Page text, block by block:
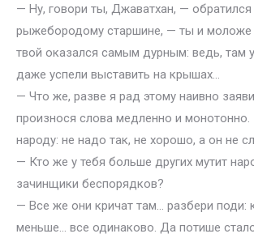
— Ну, говори ты, Джаватхан, — обратился
рыжебородому старшине, — ты и моложе
твой оказался самым дурным: ведь, там
даже успели выставить на крышах…
— Что же, разве я рад этому наивно
произнося слова медленно и
народу: не надо так, не хорошо, а он не
— Кто же у тебя больше других мутит
зачинщики беспорядков?
— Все же они кричат там… разбери поди:
меньше… все одинаково. Да потише